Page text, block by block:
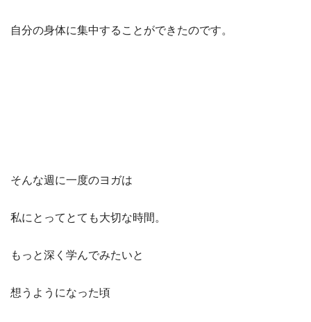
自分の身体に集中することができたのです。
そんな週に一度のヨガは
私にとってとても大切な時間。
もっと深く学んでみたいと
想うようになった頃